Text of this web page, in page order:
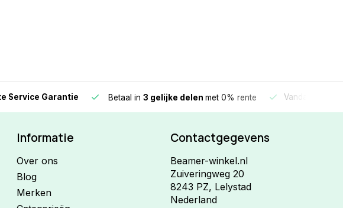
Service Garantie Betaal in 3 gelijke delen met 0% rente Vandaag
Informatie
Over ons
Blog
Merken
Contactgegevens
Beamer-winkel.nl
Zuiveringweg 20
8243 PZ, Lelystad
Nederland